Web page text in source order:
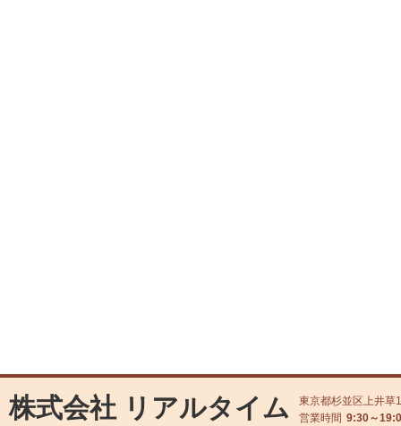
株式会社 リアルタイム
東京都杉並区上井草
営業時間 9:30～